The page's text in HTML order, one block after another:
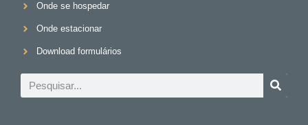
Onde se hospedar
Onde estacionar
Download formulários